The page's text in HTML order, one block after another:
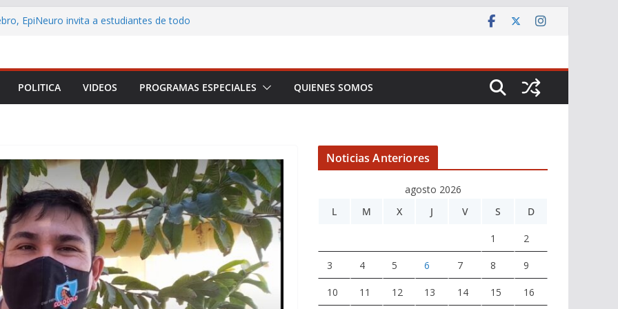
EpiNeuro invita a estudiantes de todo
y Parinacota realizó feria para
de la lactancia materna
POLITICA VIDEOS PROGRAMAS ESPECIALES QUIENES SOMOS
Noticias Anteriores
agosto 2026
L
M X J V S D
1 2
3 4 5 6 7 8 9
10 11 12 13 14 15 16